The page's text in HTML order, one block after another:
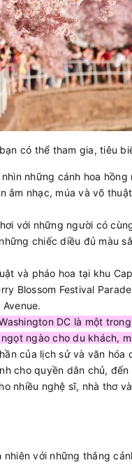
có thể tham gia, tiêu
những cánh hoa
âm nhạc, múa và võ
với những người có
chiếc diều đủ màu
và pháo hoa tại khu
Blossom Festival
DC là một
ngào cho du khách,
của lịch sử và văn hóa
cho quyền dân chủ,
nhiều nghệ sĩ, nhà thơ
với những thắng